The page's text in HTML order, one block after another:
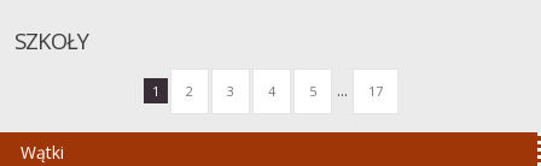
SZKOŁY
1 2 3 4 5 ... 17
Wątki